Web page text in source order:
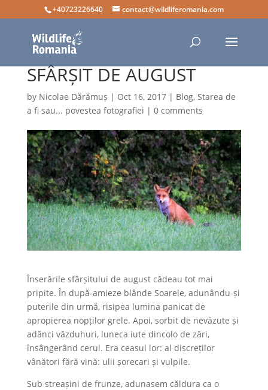
+40723226640 contact@wildliferomania.com
SFÂRȘIT DE AUGUST
by Nicolae Dărămuș | Oct 16, 2017| Blog, Starea de
a fi sau... povestea fotografiei | 0 comments
Înserările sfârșitului de august cădeau tot mai
pripite. În după-amieze blânde Soarele, adunându-și
puterile din urmă, risipea lumina panicat de
apropierea nopților grele. Apoi, sorbit de nevăzute și
adânci văzduhuri, luneca iute dincolo de zări,
însângerând cerul. Era ceasul lor: al discreților
vânători fără vină: ulii șorecari și vulpile.
Sub streașini de frunze, adunasem căldura ca o